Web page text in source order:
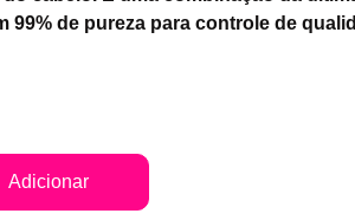
99% de pureza para controle de
Adicionar